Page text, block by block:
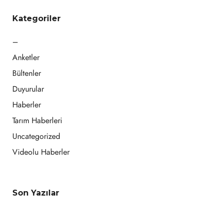
Kategoriler
–
Anketler
Bültenler
Duyurular
Haberler
Tarım Haberleri
Uncategorized
Videolu Haberler
Son Yazılar